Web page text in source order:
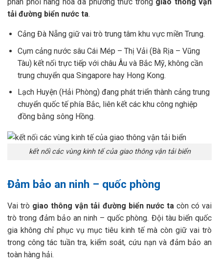
tải đường biển nước ta.
Cảng Đà Nẵng giữ vai trò trung tâm khu vực miền Trung.
Cụm cảng nước sâu Cái Mép – Thị Vải (Bà Rịa – Vũng
Tàu) kết nối trực tiếp với châu Âu và Bắc Mỹ, không cần
trung chuyển qua Singapore hay Hong Kong.
Lạch Huyện (Hải Phòng) đang phát triển thành cảng trung
chuyển quốc tế phía Bắc, liên kết các khu công nghiệp
đồng bằng sông Hồng.
kết nối các vùng kinh tế của giao thông vận tải biển
Đảm bảo an ninh – quốc phòng
Vai trò giao thông vận tải đường biển nước ta còn có vai
trò trong đảm bảo an ninh – quốc phòng. Đội tàu biển quốc
gia không chỉ phục vụ mục tiêu kinh tế mà còn giữ vai trò
trong công tác tuần tra, kiểm soát, cứu nạn và đảm bảo an
toàn hàng hải.